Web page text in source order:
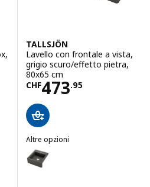
da 5 stelle. Totale recensioni:
incasso, 1 vasca, inox, 45 cm
TALLSJÖN
Lavello con frontale a vista,
grigio scuro/effetto pietra,
80x65 cm
CHF473.95
Prezzo CHF
Altre opzioni
TALLSJÖN
Opzione: TALLSJÖN, Lavello